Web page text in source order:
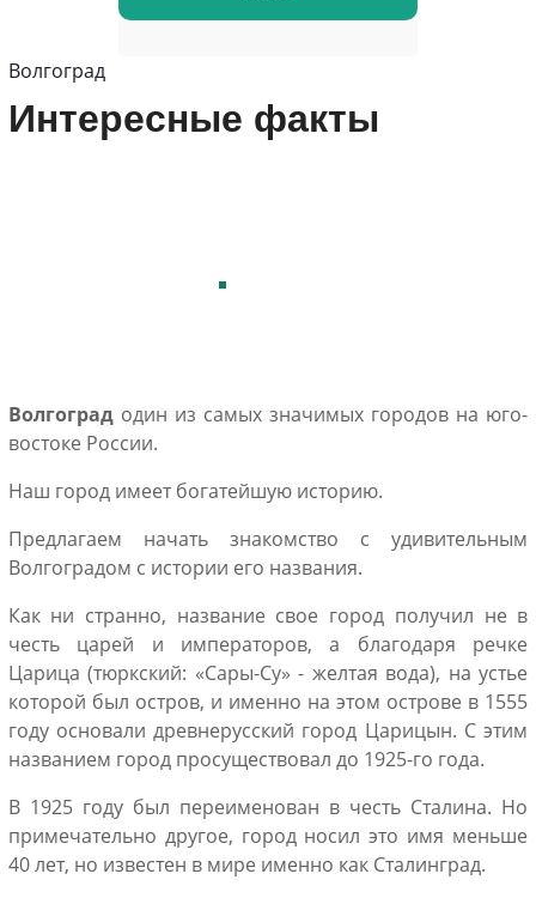
Волгоград
Интересные факты
Волгоград один из самых значимых городов на юго-
востоке России.
Наш город имеет богатейшую историю.
Предлагаем начать знакомство с удивительным
Волгоградом с истории его названия.
Как ни странно, название свое город получил не в
честь царей и императоров, а благодаря речке
Царица (тюркский: «Сары-Су» - желтая вода), на устье
которой был остров, и именно на этом острове в 1555
году основали древнерусский город Царицын. С этим
названием город просуществовал до 1925-го года.
В 1925 году был переименован в честь Сталина. Но
примечательно другое, город носил это имя меньше
40 лет, но известен в мире именно как Сталинград.